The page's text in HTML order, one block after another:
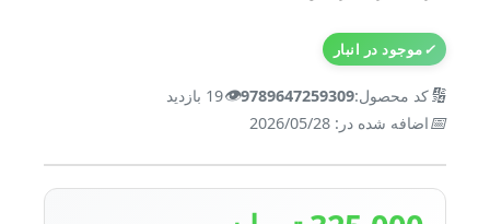
✓موجود در انبار
🔢کد محصول:9789647259309
👁️19 بازدید
📅اضافه شده در: 2026/05/28